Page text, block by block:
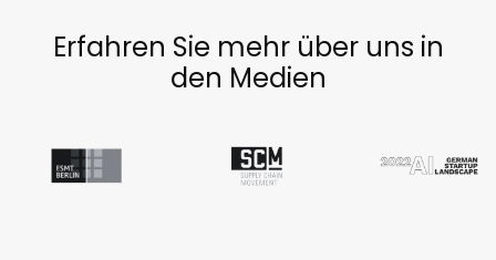
Erfahren Sie mehr über uns in
den Medien